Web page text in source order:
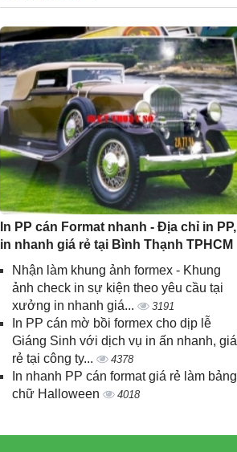
In PP cán Format nhanh - Địa chỉ in PP,
in nhanh giá rẻ tại Bình Thạnh TPHCM
Nhận làm khung ảnh formex - Khung
ảnh check in sự kiện theo yêu cầu tại
xưởng in nhanh giá...
3191
In PP cán mờ bồi formex cho dịp lễ
Giáng Sinh với dịch vụ in ấn nhanh, giá
rẻ tại công ty...
4378
In nhanh PP cán format giá rẻ làm bảng
chữ Halloween
4018